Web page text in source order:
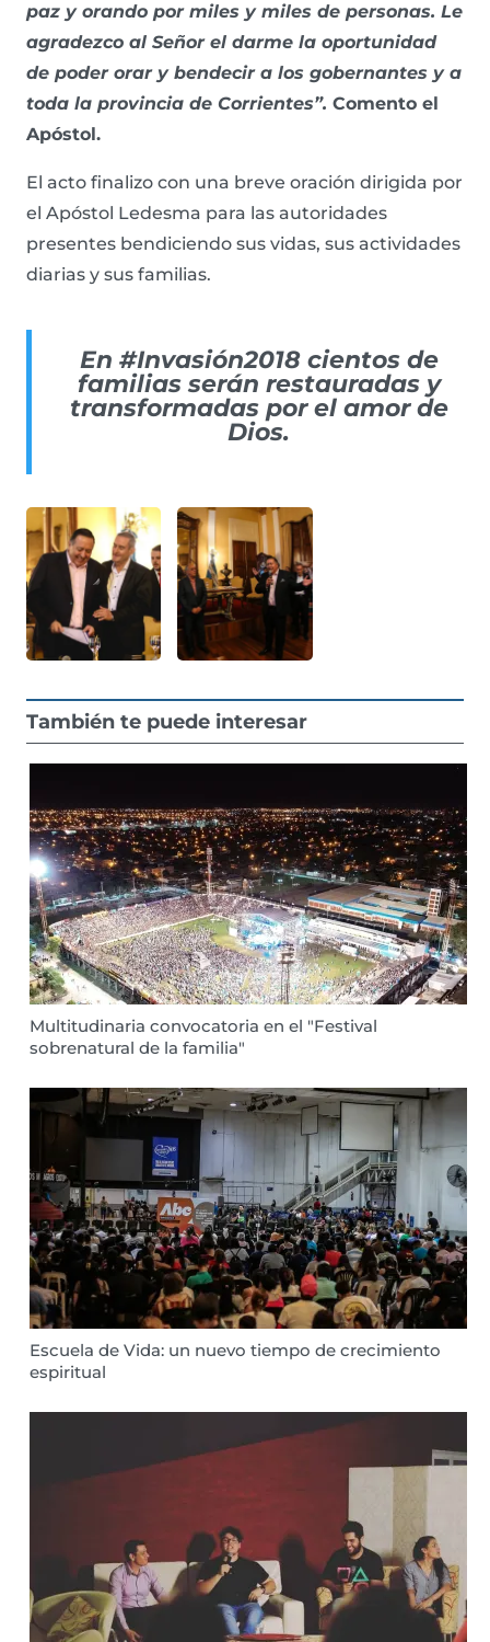
paz y orando por miles y miles de personas. Le
agradezco al Señor el darme la oportunidad
de poder orar y bendecir a los gobernantes y a
toda la provincia de Corrientes”. Comento el
Apóstol.
El acto finalizo con una breve oración dirigida por
el Apóstol Ledesma para las autoridades
presentes bendiciendo sus vidas, sus actividades
diarias y sus familias.
En #Invasión2018cientos de
familias serán restauradas y
transformadas por el amor de
Dios.
También te puede interesar
Multitudinaria convocatoria en el "Festival
sobrenatural de la familia"
Escuela de Vida: un nuevo tiempo de crecimiento
espiritual